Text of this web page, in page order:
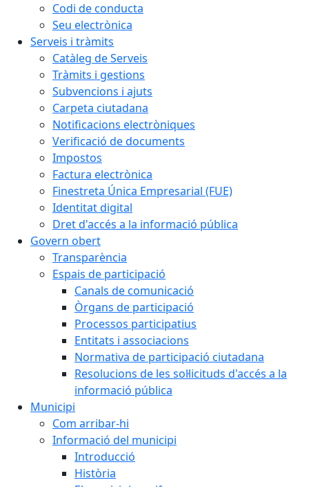
Codi de conducta
Seu electrònica
Serveis i tràmits
Catàleg de Serveis
Tràmits i gestions
Subvencions i ajuts
Carpeta ciutadana
Notificacions electròniques
Verificació de documents
Impostos
Factura electrònica
Finestreta Única Empresarial (FUE)
Identitat digital
Dret d'accés a la informació pública
Govern obert
Transparència
Espais de participació
Canals de comunicació
Òrgans de participació
Processos participatius
Entitats i associacions
Normativa de participació ciutadana
Resolucions de les sol·licituds d'accés a la
informació pública
Municipi
Com arribar-hi
Informació del municipi
Introducció
Història